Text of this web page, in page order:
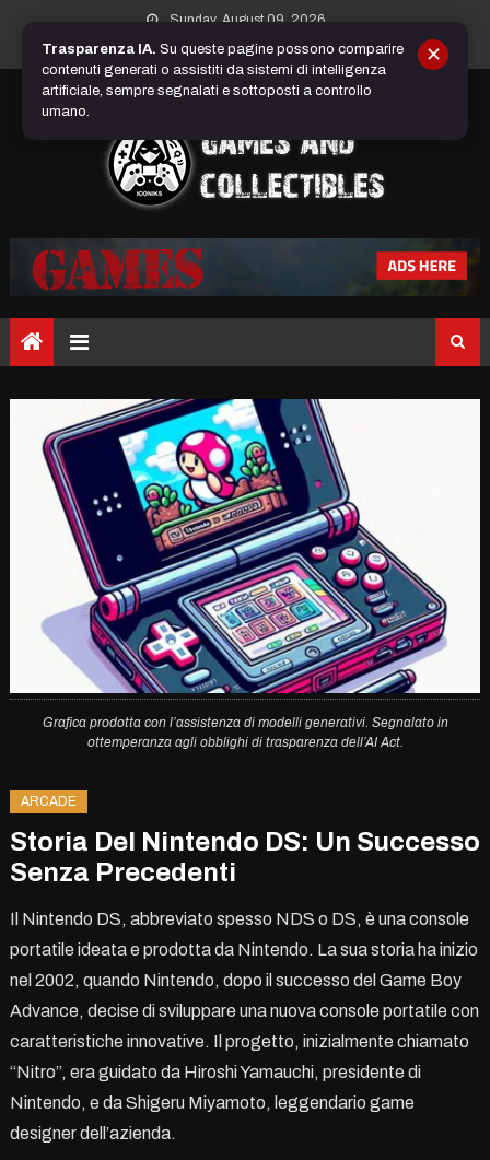
content
Sunday, August 09, 2026
Grafica prodotta con l’assistenza di modelli generativi. Segnalato in
ottemperanza agli obblighi di trasparenza dell’AI Act.
ARCADE
Storia Del Nintendo DS: Un Successo
Senza Precedenti
Il Nintendo DS, abbreviato spesso NDS o DS, è una console
portatile ideata e prodotta da Nintendo. La sua storia ha inizio
nel 2002, quando Nintendo, dopo il successo del Game Boy
Advance, decise di sviluppare una nuova console portatile con
caratteristiche innovative. Il progetto, inizialmente chiamato
“Nitro”, era guidato da Hiroshi Yamauchi, presidente di
Nintendo, e da Shigeru Miyamoto, leggendario game
designer dell’azienda.
Trasparenza IA. Su queste pagine possono comparire
contenuti generati o assistiti da sistemi di intelligenza
artificiale, sempre segnalati e sottoposti a controllo
umano.
✕